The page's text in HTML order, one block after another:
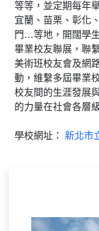
等等，並定期每年
宜蘭、苗栗、彰化
門…等地，開闊學
畢業校友聯展，聯
美術班校友會及網
動，維繫多屆畢業
校友間的生涯發展
的力量在社會各層
學校網址： 新北市